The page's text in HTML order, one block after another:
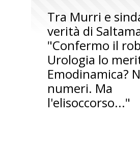
Tra Murri e
verità di
"Confermo il
Urologia lo
Emodinamica?
numeri. Ma
l'elisoccorso..."